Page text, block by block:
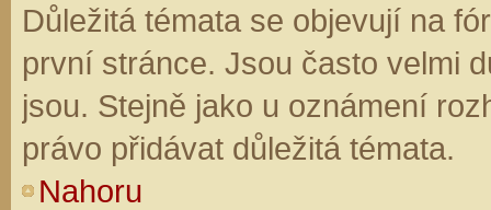
Důležitá témata se objevují na
první stránce. Jsou často velmi
jsou. Stejně jako u oznámení
právo přidávat důležitá témata.
Nahoru